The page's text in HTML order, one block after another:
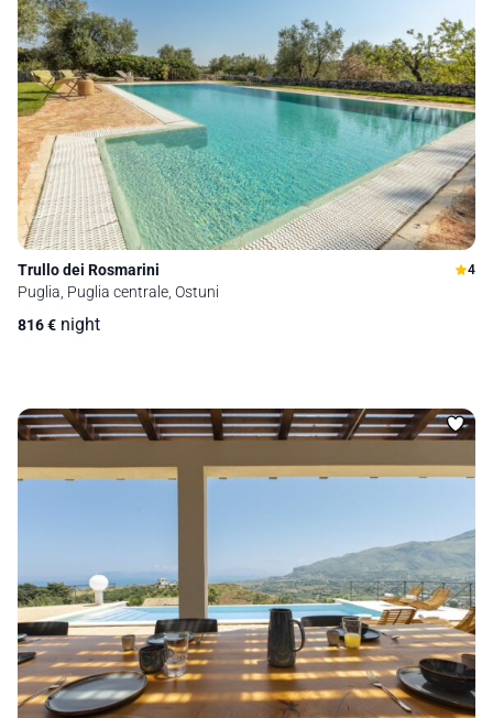
Trullo dei Rosmarini 4
Puglia, Puglia centrale, Ostuni
816€ night